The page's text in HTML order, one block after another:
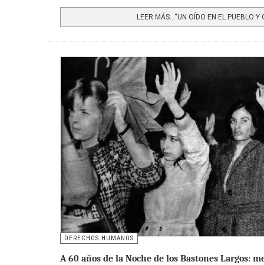
LEER MÁS…“UN OÍDO EN EL PUEBLO Y
DERECHOS HUMANOS
A 60 años de la Noche de los Bastones Largos: